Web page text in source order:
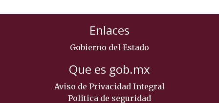
Enlaces
Gobierno del Estado
Que es gob.mx
Aviso de Privacidad Integral
Politica de seguridad